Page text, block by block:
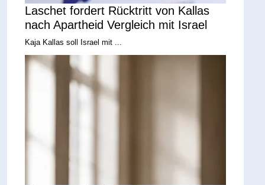
Laschet fordert Rücktritt von Kallas
nach Apartheid Vergleich mit Israel
Kaja Kallas soll Israel mit ...